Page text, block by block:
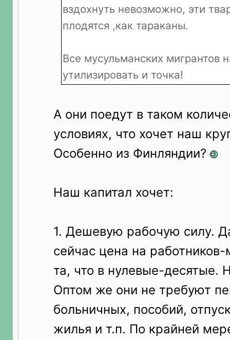
вздохнуть невозможно, эти
плодятся ,как тараканы.
Все мусульманских мигрантов
утилизировать и точка!
А они поедут в таком
условиях, что хочет наш
Особенно из Финляндии?
Наш капитал хочет:
1. Дешевую рабочую силу.
сейчас цена на
та, что в нулевые-десятые.
Оптом же они не требуют
больничных, пособий,
жилья и т.п. По крайней